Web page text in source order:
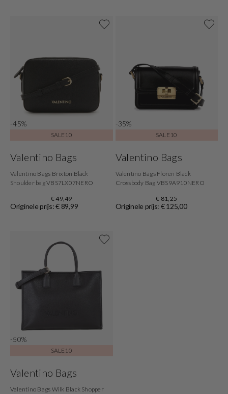
-45%
SALE10
Valentino Bags
Valentino Bags Brixton Black
Shoulder bag VBS7LX07NERO
€ 49,49
Originele prijs: € 89,99
-35%
SALE10
Valentino Bags
Valentino Bags Floren Black
Crossbody Bag VBS9A910NERO
€ 81,25
Originele prijs: € 125,00
-50%
SALE10
Valentino Bags
Valentino Bags Wilk Black Shopper